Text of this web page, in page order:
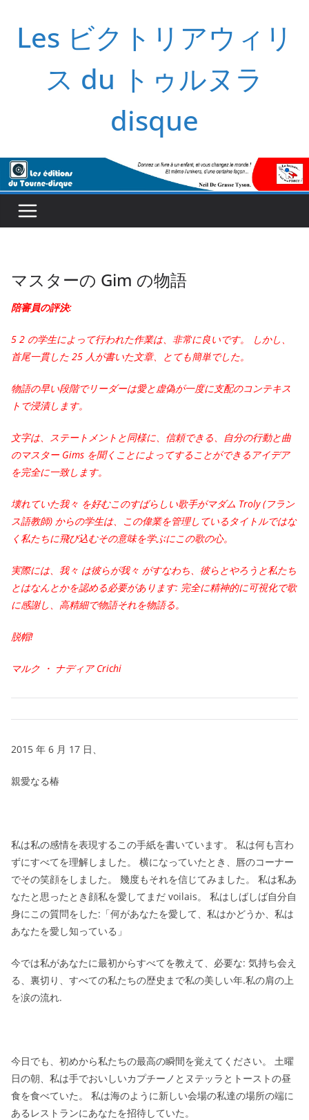
ッ
プ
Les ビクトリアウィリ
ス du トゥルヌラ
disque
マスターの Gim の物語
陪審員の評決:
5 2 の学生によって行われた作業は、非常に良いです。 しかし、
首尾一貫した 25 人が書いた文章、とても簡単でした。
物語の早い段階でリーダーは愛と虚偽が一度に支配のコンテキス
トで浸漬します。
文字は、ステートメントと同様に、信頼できる、自分の行動と曲
のマスター Gims を聞くことによってすることができるアイデア
を完全に一致します。
壊れていた我々 を好むこのすばらしい歌手がマダム Troly (フラン
ス語教師) からの学生は、この偉業を管理しているタイトルではな
く私たちに飛び込むその意味を学ぶにこの歌の心。
実際には、我々 は彼らが我々 がすなわち、彼らとやろうと私たち
とはなんとかを認める必要があります: 完全に精神的に可視化で歌
に感謝し、高精細で物語それを物語る。
脱帽!
マルク ・ ナディア Crichi
2015 年 6 月 17 日、
親愛なる椿
私は私の感情を表現するこの手紙を書いています。 私は何も言わ
ずにすべてを理解しました。 横になっていたとき、唇のコーナー
でその笑顔をしました。 幾度もそれを信じてみました。 私は私あ
なたと思ったとき顔私を愛してまだ voilais。 私はしばしば自分自
身にこの質問をした:「何があなたを愛して、私はかどうか、私は
あなたを愛し知っている」
今では私があなたに最初からすべてを教えて、必要な: 気持ち会え
る、裏切り、すべての私たちの歴史まで私の美しい年.私の肩の上
を涙の流れ.
今日でも、初めから私たちの最高の瞬間を覚えてください。 土曜
日の朝、私は手でおいしいカプチーノとヌテッラとトーストの昼
食を食べていた。 私は海のように新しい会場の私達の場所の端に
あるレストランにあなたを招待していた。